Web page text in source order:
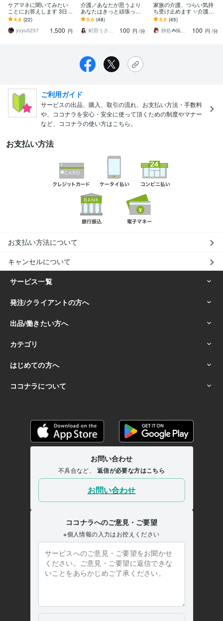
ケアマネに聞いてみたい
ことにお答えします 3日間
チャットでお話しましょ
う！
4.8 (22)
yuyu5257
1,500 円
介護／あなたが思うより
あなたはきっと頑張って
ます 自宅での介護､介護現
場の不安など､全ての悩み
に対応出来ます
5.0 (48)
町田うさぎ✨閃光の幸せ届け人♡怪談師⛩️
100 円 /分
家族の介護、つらい気持
ち受け止めます ✨介護疲
れ/不安/お悩み/介護福祉士
が親身にお聴きします！
5.0 (45)
静処☘️楓の家
100 円 /分
ご利用ガイド
サービスの出品、購入、取引の流れ、お支払い方法・手数料
や、ココナラを安心・安全に使って頂くための制度やマナー
など、ココナラの使い方はこちら。
お支払い方法
お支払い方法について
キャンセルについて